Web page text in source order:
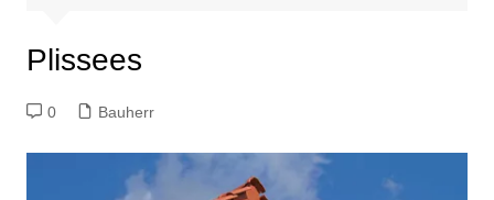
Plissees
0 Bauherr